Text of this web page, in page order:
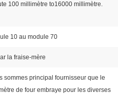
100 millimètre to16000 millimètre.
10 au module 70
la fraise-mère
sommes principal fournisseur que le
de four embraye pour les diverses